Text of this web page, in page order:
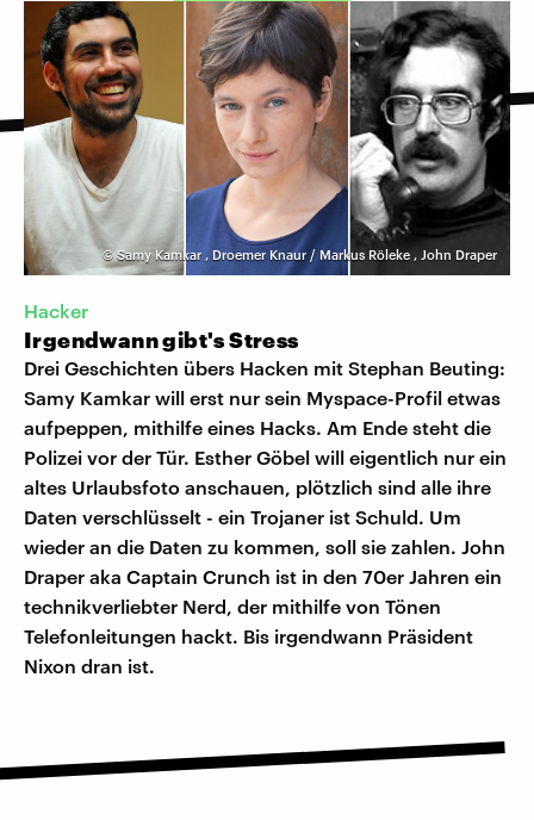
© Samy Kamkar Droemer Knaur / Markus Röleke John Draper
Hacker
Irgendwann gibt's Stress
Drei Geschichten übers Hacken mit Stephan Beuting:
Samy Kamkar will erst nur sein Myspace-Profil etwas
aufpeppen, mithilfe eines Hacks. Am Ende steht die
Polizei vor der Tür. Esther Göbel will eigentlich nur ein
altes Urlaubsfoto anschauen, plötzlich sind alle ihre
Daten verschlüsselt - ein Trojaner ist Schuld. Um
wieder an die Daten zu kommen, soll sie zahlen. John
Draper aka Captain Crunch ist in den 70er Jahren ein
technikverliebter Nerd, der mithilfe von Tönen
Telefonleitungen hackt. Bis irgendwann Präsident
Nixon dran ist.